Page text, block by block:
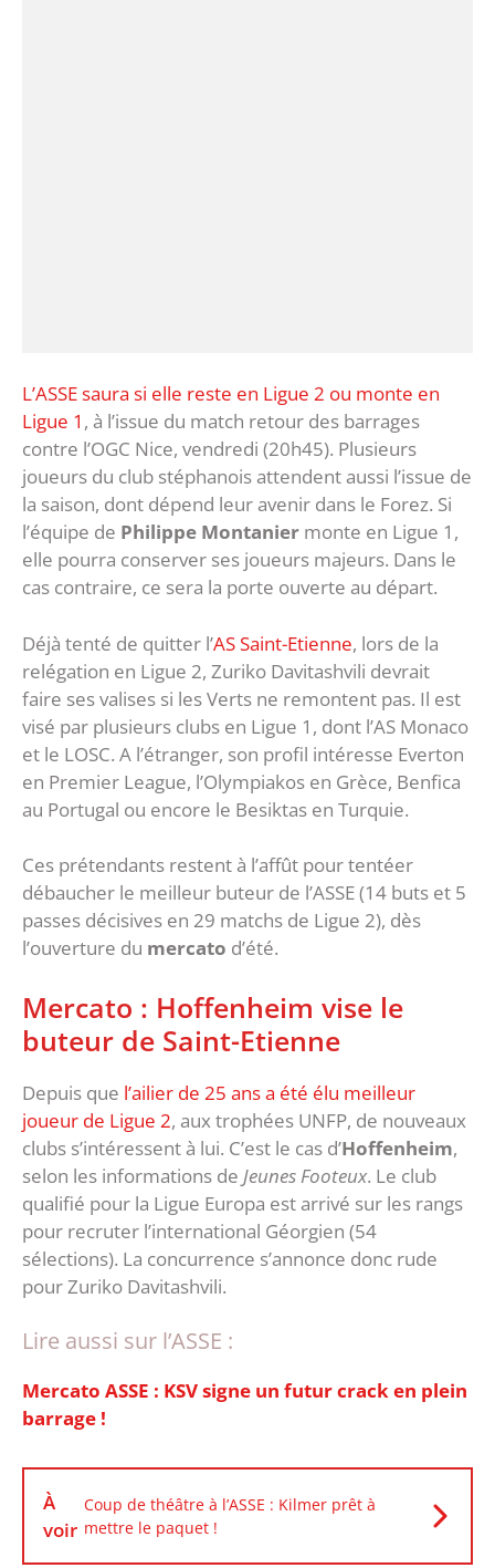
L’ASSE saura si elle reste en Ligue 2 ou monte en
Ligue 1 , à l’issue du match retour des barrages
contre l’OGC Nice, vendredi (20h45). Plusieurs
joueurs du club stéphanois attendent aussi l’issue de
la saison, dont dépend leur avenir dans le Forez. Si
l’équipe de Philippe Montanier monte en Ligue 1,
elle pourra conserver ses joueurs majeurs. Dans le
cas contraire, ce sera la porte ouverte au départ.
Déjà tenté de quitter l’AS Saint-Etienne, lors de la
relégation en Ligue 2, Zuriko Davitashvili devrait
faire ses valises si les Verts ne remontent pas. Il est
visé par plusieurs clubs en Ligue 1, dont l’AS Monaco
et le LOSC. A l’étranger, son profil intéresse Everton
en Premier League, l’Olympiakos en Grèce, Benfica
au Portugal ou encore le Besiktas en Turquie.
Ces prétendants restent à l’affût pour tentéer
débaucher le meilleur buteur de l’ASSE (14 buts et 5
passes décisives en 29 matchs de Ligue 2), dès
l’ouverture du mercato d’été.
Mercato : Hoffenheim vise le
buteur de Saint-Etienne
Depuis que l’ailier de 25 ans a été élu meilleur
joueur de Ligue 2, aux trophées UNFP, de nouveaux
clubs s’intéressent à lui. C’est le cas d’Hoffenheim,
selon les informations de Jeunes Footeux. Le club
qualifié pour la Ligue Europa est arrivé sur les rangs
pour recruter l’international Géorgien (54
sélections). La concurrence s’annonce donc rude
pour Zuriko Davitashvili.
Lire aussi sur l’ASSE :
‎Mercato ASSE : KSV signe un futur crack en plein
barrage !
À
voir
Coup de théâtre à l’ASSE : Kilmer prêt à
mettre le paquet !